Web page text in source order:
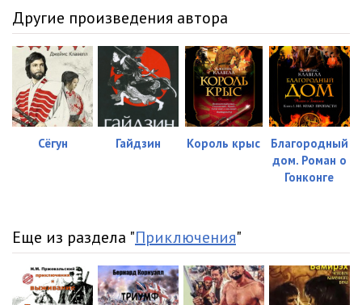
029 05:20
030 03:09
031 05:28
032 09:56
05:18
036 05:45
037 05:28
Другие произведения автора
Сёгун Гайдзин Король крыс
Благородный
дом. Роман о
Гонконге
Еще из раздела "Приключения"